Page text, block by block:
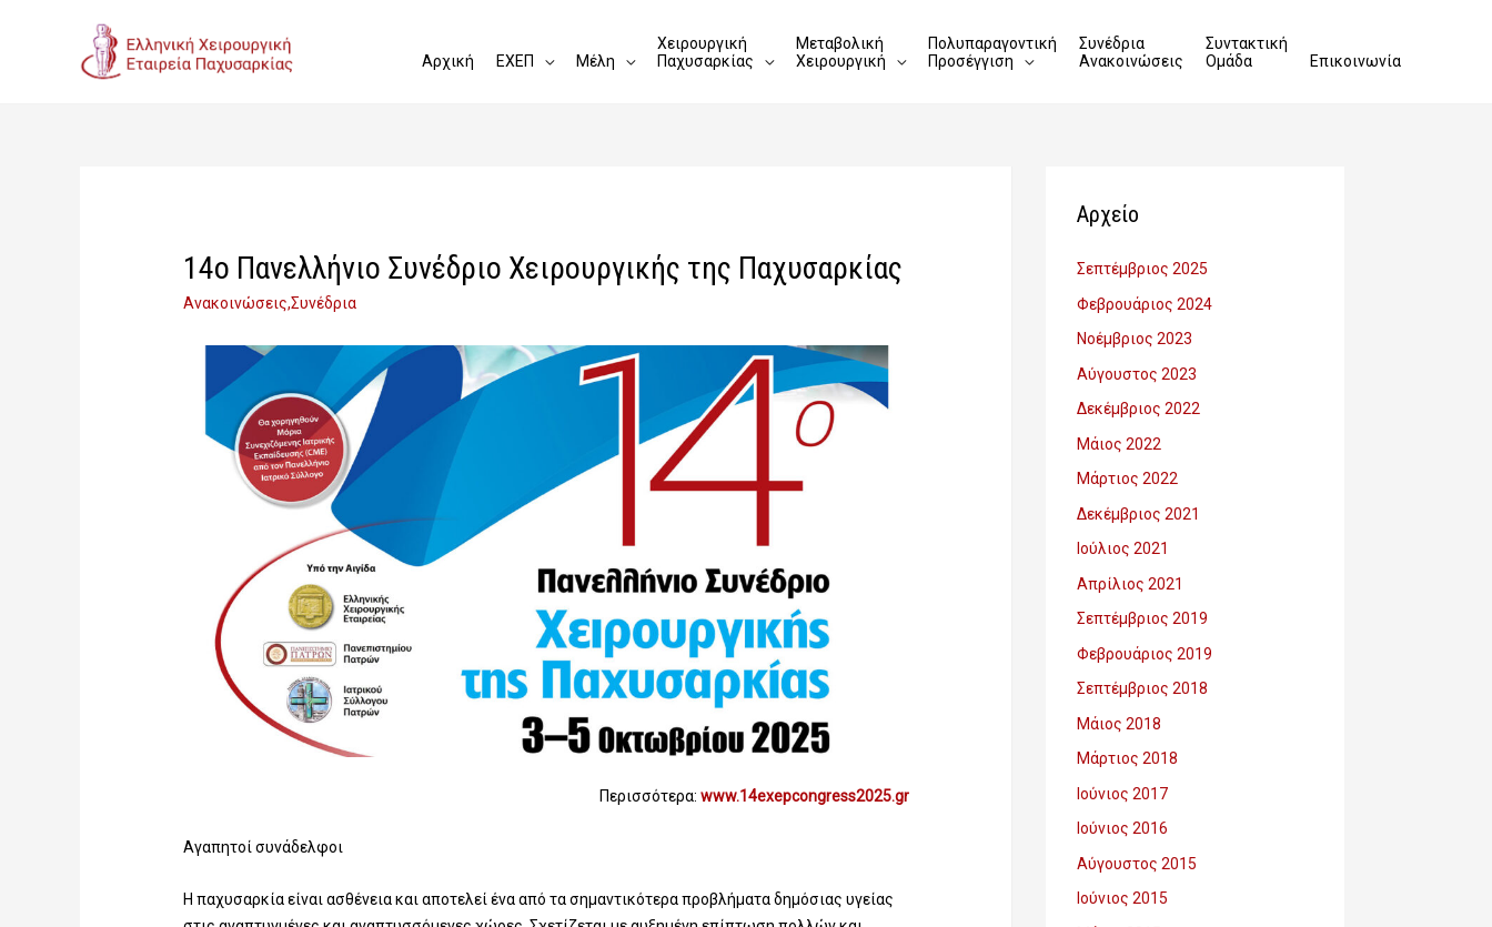
Αρχική ΕΧΕΠ Μέλη
Χειρουργική
Παχυσαρκίας
Μεταβολική
Χειρουργική
Πολυπαραγοντική
Προσέγγιση
Συνέδρια
Ανακοινώσεις
Συντακτική
Ομάδα
Επικοινωνία
14ο Πανελλήνιο Συνέδριο Χειρουργικής της Παχυσαρκίας
Ανακοινώσεις,Συνέδρια
Περισσότερα: www.14exepcongress2025.gr
Αγαπητοί συνάδελφοι
Η παχυσαρκία είναι ασθένεια και αποτελεί ένα από τα σημαντικότερα προβλήματα δημόσιας υγείας
Αρχείο
Σεπτέμβριος 2025
Φεβρουάριος 2024
Νοέμβριος 2023
Αύγουστος 2023
Δεκέμβριος 2022
Μάιος 2022
Μάρτιος 2022
Δεκέμβριος 2021
Ιούλιος 2021
Απρίλιος 2021
Σεπτέμβριος 2019
Φεβρουάριος 2019
Σεπτέμβριος 2018
Μάιος 2018
Μάρτιος 2018
Ιούνιος 2017
Ιούνιος 2016
Αύγουστος 2015
Ιούνιος 2015